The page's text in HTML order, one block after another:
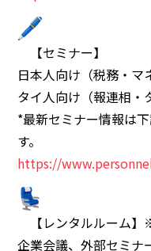
【セミナー】
日本人向け（税務・マ
タイ人向け（報連相・
*最新セミナー情報は
す。
https://
【レンタルルーム】
企業会議、外部セミナ